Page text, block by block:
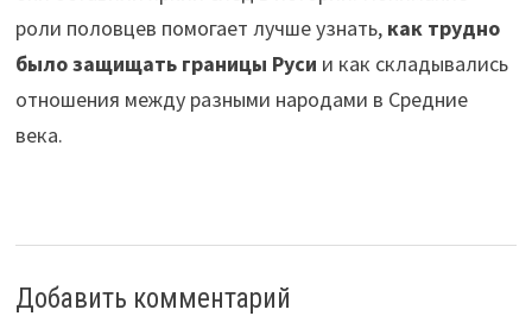
роли половцев помогает лучше узнать, как трудно
было защищать границы Руси и как складывались
отношения между разными народами в Средние
века.
Добавить комментарий